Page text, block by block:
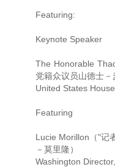
Featuring:
Keynote Speaker
The Honorable
党籍众议员山德士－
United States
Featuring
Lucie Morillon（"记
－莫里隆）
Washington Director,